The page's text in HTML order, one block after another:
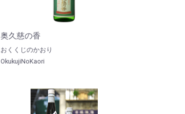
奥久慈の香
おくくじのかおり
OkukujiNoKaori